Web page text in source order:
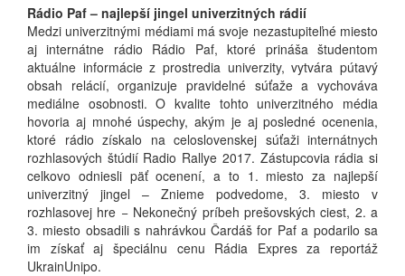
Rádio Paf – najlepší jingel univerzitných rádií
Medzi univerzitnými médiami má svoje nezastupiteľné miesto
aj internátne rádio Rádio Paf, ktoré prináša študentom
aktuálne informácie z prostredia univerzity, vytvára pútavý
obsah relácií, organizuje pravidelné súťaže a vychováva
mediálne osobnosti. O kvalite tohto univerzitného média
hovoria aj mnohé úspechy, akým je aj posledné ocenenia,
ktoré rádio získalo na celoslovenskej súťaži internátnych
rozhlasových štúdií Radio Rallye 2017. Zástupcovia rádia si
celkovo odniesli päť ocenení, a to 1. miesto za najlepší
univerzitný jingel – Znieme podvedome, 3. miesto v
rozhlasovej hre − Nekonečný príbeh prešovských ciest, 2. a
3. miesto obsadili s nahrávkou Čardáš for Paf a podarilo sa
im získať aj špeciálnu cenu Rádia Expres za reportáž
UkrainUnipo.